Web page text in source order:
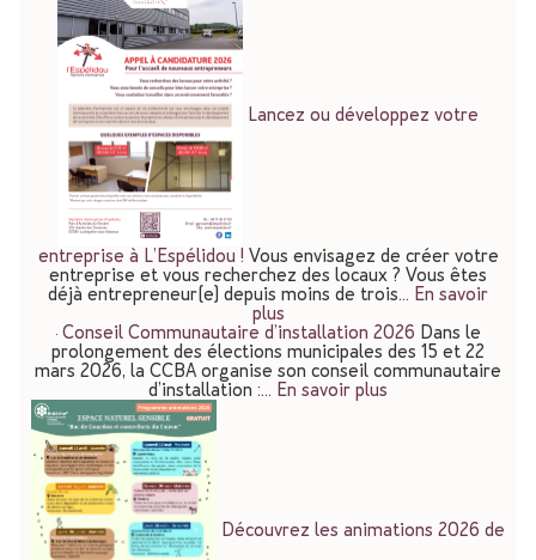
Lancez ou développez votre
entreprise à L’Espélidou ! Vous envisagez de créer votre
entreprise et vous recherchez des locaux ? Vous êtes
déjà entrepreneur(e) depuis moins de trois… En savoir
plus
Conseil Communautaire d’installation 2026 Dans le
prolongement des élections municipales des 15 et 22
mars 2026, la CCBA organise son conseil communautaire
d’installation :… En savoir plus
Découvrez les animations 2026 de